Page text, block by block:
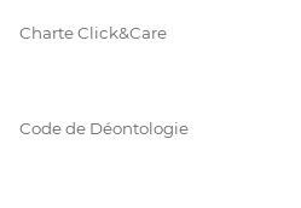
Charte Click&Care
Code de Déontologie